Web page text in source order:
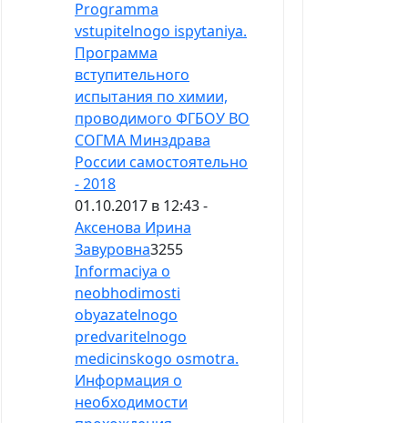
Programma
vstupitelnogo ispytaniya.
Программа
вступительного
испытания по химии,
проводимого ФГБОУ ВО
СОГМА Минздрава
России самостоятельно
- 2018
01.10.2017 в 12:43 -
Аксенова Ирина
Завуровна3255
Informaciya o
neobhodimosti
obyazatelnogo
predvaritelnogo
medicinskogo osmotra.
Информация о
необходимости